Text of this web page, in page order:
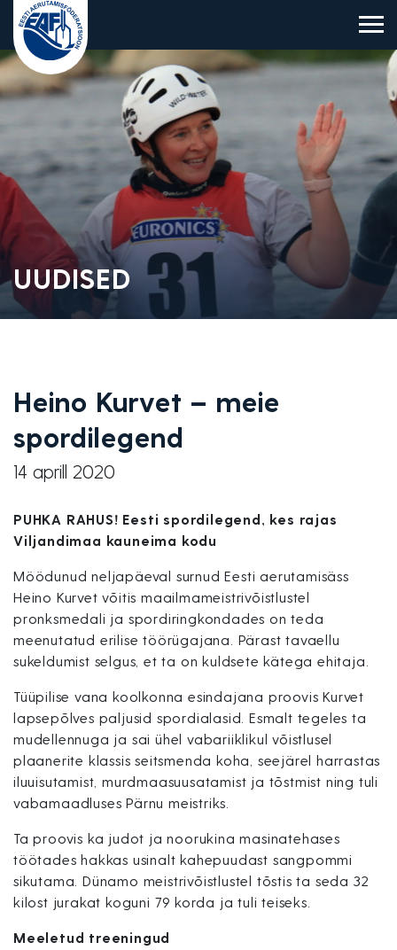
Eesti Aerutamisföderatsioon
UUDISED
Heino Kurvet – meie
spordilegend
14 aprill 2020
PUHKA RAHUS! Eesti spordilegend, kes rajas
Viljandimaa kauneima kodu
Möödunud neljapäeval surnud Eesti aerutamisäss
Heino Kurvet võitis maailmameistrivõistlustel
pronksmedali ja spordiringkondades on teda
meenutatud erilise töörügajana. Pärast tavaellu
sukeldumist selgus, et ta on kuldsete kätega ehitaja.
Tüüpilise vana koolkonna esindajana proovis Kurvet
lapsepõlves paljusid spordialasid. Esmalt tegeles ta
mudellennuga ja sai ühel vabariiklikul võistlusel
plaanerite klassis seitsmenda koha, seejärel harrastas
iluuisutamist, murdmaasuusatamist ja tõstmist ning tuli
vabamaadluses Pärnu meistriks.
Ta proovis ka judot ja noorukina masinatehases
töötades hakkas usinalt kahepuudast sangpommi
sikutama. Dünamo meistrivõistlustel tõstis ta seda 32
kilost jurakat koguni 79 korda ja tuli teiseks.
Meeletud treeningud